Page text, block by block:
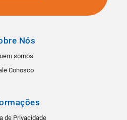
Nós
somos
Conosco
de Privacidade